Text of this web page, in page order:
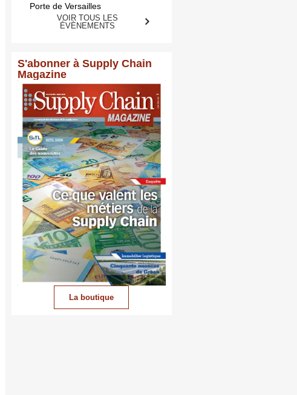
Porte de Versailles
VOIR TOUS LES
ÉVÈNEMENTS
S'abonner à Supply Chain
Magazine
La boutique